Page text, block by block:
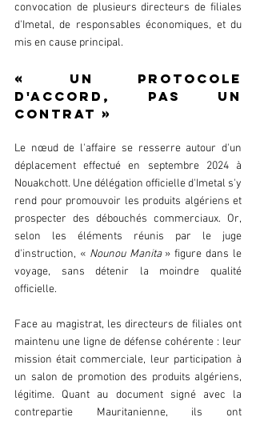
convocation de plusieurs directeurs de filiales
d'Imetal, de responsables économiques, et du
mis en cause principal.
« Un protocole
d'accord, pas un
contrat »
Le nœud de l'affaire se resserre autour d'un
déplacement effectué en septembre 2024 à
Nouakchott. Une délégation officielle d'Imetal s'y
rend pour promouvoir les produits algériens et
prospecter des débouchés commerciaux. Or,
selon les éléments réunis par le juge
d'instruction, « Nounou Manita » figure dans le
voyage, sans détenir la moindre qualité
officielle.
Face au magistrat, les directeurs de filiales ont
maintenu une ligne de défense cohérente : leur
mission était commerciale, leur participation à
un salon de promotion des produits algériens,
légitime. Quant au document signé avec la
contrepartie Mauritanienne, ils ont